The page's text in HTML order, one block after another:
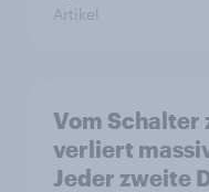
Artikel
Vom Schalter
verliert
Jeder zweite